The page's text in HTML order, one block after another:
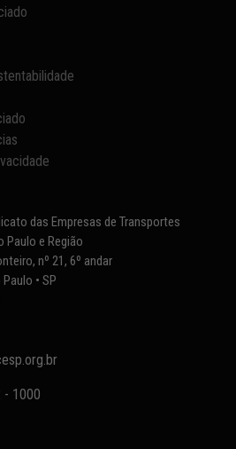
das Empresas de Transportes
Paulo e Região
nº 21, 6º andar
• SP
- 1000